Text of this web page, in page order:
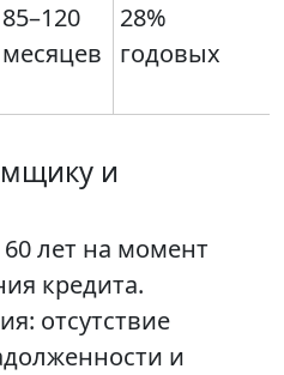
85–120
месяцев
28%
годовых
и
60 лет на момент
кредита.
отсутствие
и